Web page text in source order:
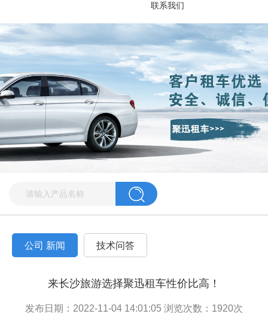
联系我们
公司 新闻 技术问答
来长沙旅游选择聚迅租车性价比高！
发布日期：2022-11-04 14:01:05 浏览次数： 1920次